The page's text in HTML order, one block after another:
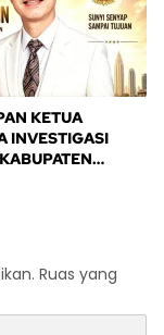
KETUA
INVESTIGASI
Ruas yang